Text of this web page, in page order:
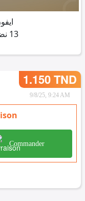
1.150 TND
9/8/25, 9:24 AM
Commander